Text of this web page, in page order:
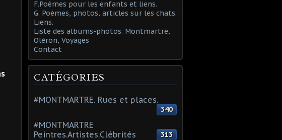
F.Poèmes pour les enfants et liens.
G. Poèmes, photos, articles sur les chats.
Liens.
Liste des albums-photos. Montmartre,
Oléron, Voyages
Contact
CATÉGORIES
#MONTMARTRE. Rues et places.
340
#MONTMARTRE
Peintres.Artistes.Clébrités
313